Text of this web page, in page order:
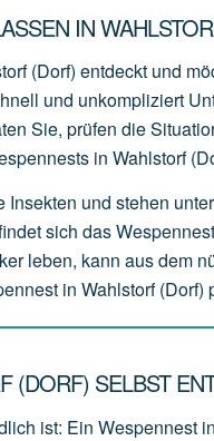
IN
(Dorf) entdeckt und
und unkompliziert
Sie, prüfen die
in Wahlstorf
und stehen
sich das
leben, kann aus dem
in Wahlstorf
(DORF) SELBST
ist: Ein Wespennest